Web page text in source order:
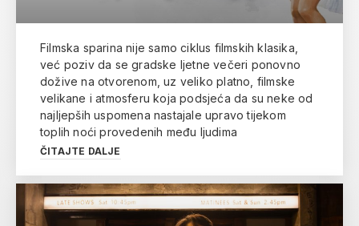
Filmska sparina nije samo ciklus filmskih klasika,
već poziv da se gradske ljetne večeri ponovno
dožive na otvorenom, uz veliko platno, filmske
velikane i atmosferu koja podsjeća da su neke od
najljepših uspomena nastajale upravo tijekom
toplih noći provedenih među ljudima
ČITAJTE DALJE